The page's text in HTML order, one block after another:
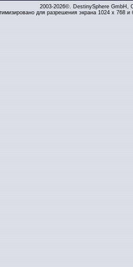
2003-2026©. DestinySphere GmbH,
для разрешения экрана 1024 x 768